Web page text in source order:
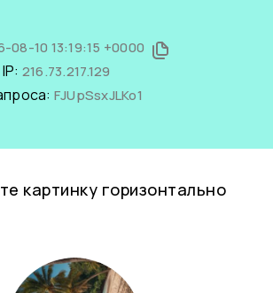
08-10 13:19:15 +0000
216.73.217.129
FJUpSsxJLKo1
картинку горизонтально